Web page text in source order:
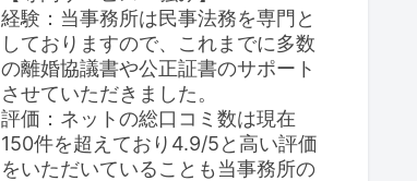
経験：当事務所は民事法務を専門と
しておりますので、これまでに多数
の離婚協議書や公正証書のサポート
させていただきました。
評価：ネットの総口コミ数は現在
150件を超えており4.9/5と高い評価
をいただいていることも当事務所の